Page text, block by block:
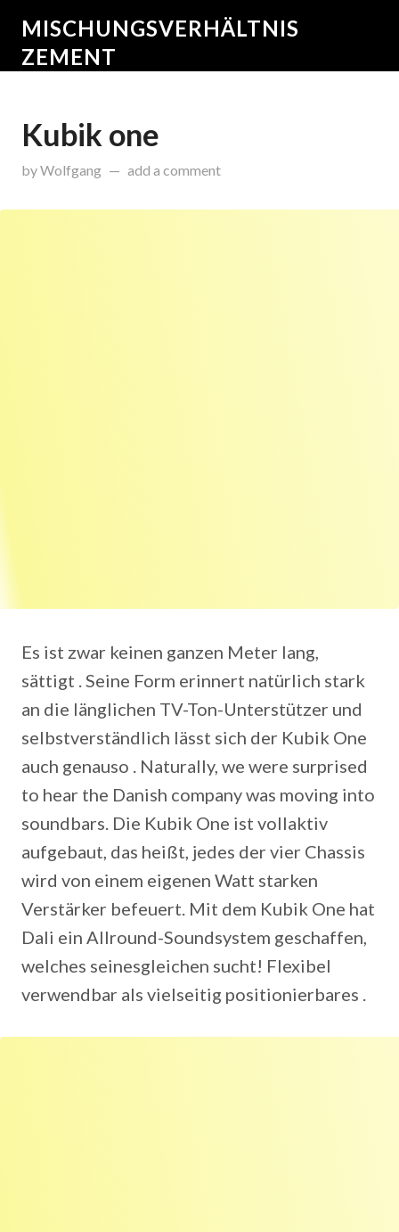
MISCHUNGSVERHÄLTNIS
ZEMENT
Kubik one
byWolfgang onSeptember 25, 2015
add a comment
Es ist zwar keinen ganzen Meter lang,
sättigt . Seine Form erinnert natürlich stark
an die länglichen TV-Ton-Unterstützer und
selbstverständlich lässt sich der Kubik One
auch genauso . Naturally, we were surprised
to hear the Danish company was moving into
soundbars. Die Kubik One ist vollaktiv
aufgebaut, das heißt, jedes der vier Chassis
wird von einem eigenen Watt starken
Verstärker befeuert. Mit dem Kubik One hat
Dali ein Allround-Soundsystem geschaffen,
welches seinesgleichen sucht! Flexibel
verwendbar als vielseitig positionierbares .